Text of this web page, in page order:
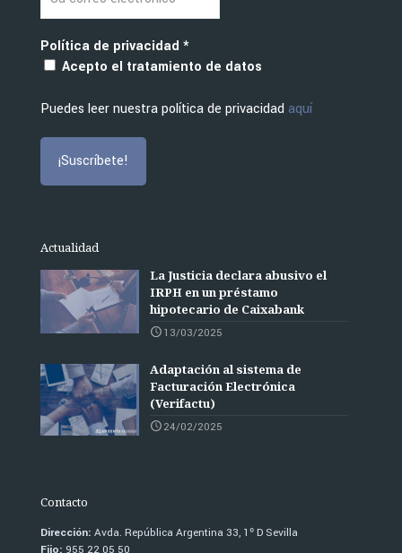
Política de privacidad *
Acepto el tratamiento de datos
Puedes leer nuestra política de privacidad aquí
Actualidad
La Justicia declara abusivo el
IRPH en un préstamo
hipotecario de Caixabank
13/03/2025
Adaptación al sistema de
Facturación Electrónica
(Verifactu)
24/02/2025
Contacto
Dirección: Avda. República Argentina 33, 1º D Sevilla
Fijo: 955 22 05 50